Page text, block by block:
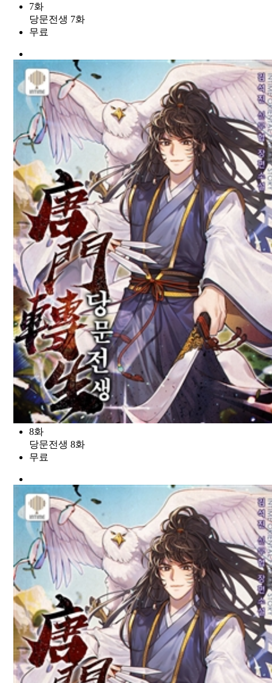
7화
당문전생 7화
무료
8화
당문전생 8화
무료